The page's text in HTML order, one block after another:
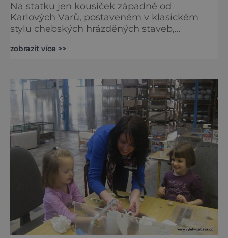
Na statku jen kousíček západně od
Karlových Varů, postaveném v klasickém
stylu chebských hrázděných staveb,
dovolenou, a to včetně ubytování i
odneseme například vonnou svíčku či
keramický hrnek. Pro malé návštěvníky je
bezpochyby obrovským lákadlem i zdejší
minizo
zobrazit více >>